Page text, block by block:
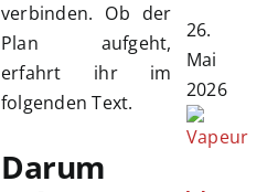
verbinden. Ob der
Plan aufgeht,
erfahrt ihr im
folgenden Text.
Darum
26.
Mai
2026